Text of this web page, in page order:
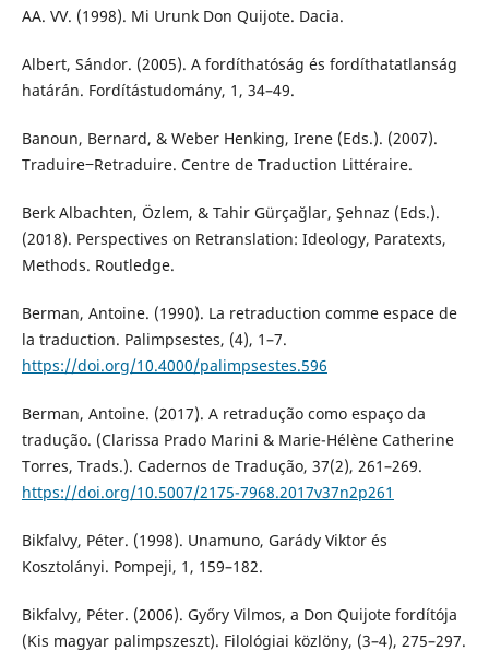
AA. VV. (1998). Mi Urunk Don Quijote. Dacia.
Albert, Sándor. (2005). A fordíthatóság és fordíthatatlanság
határán. Fordítástudomány, 1, 34–49.
Banoun, Bernard, & Weber Henking, Irene (Eds.). (2007).
Traduire‒Retraduire. Centre de Traduction Littéraire.
Berk Albachten, Özlem, & Tahir Gürçağlar, Şehnaz (Eds.).
(2018). Perspectives on Retranslation: Ideology, Paratexts,
Methods. Routledge.
Berman, Antoine. (1990). La retraduction comme espace de
la traduction. Palimpsestes, (4), 1–7.
https://doi.org/10.4000/palimpsestes.596
Berman, Antoine. (2017). A retradução como espaço da
tradução. (Clarissa Prado Marini & Marie-Hélène Catherine
Torres, Trads.). Cadernos de Tradução, 37(2), 261–269.
https://doi.org/10.5007/2175-7968.2017v37n2p261
Bikfalvy, Péter. (1998). Unamuno, Garády Viktor és
Kosztolányi. Pompeji, 1, 159–182.
Bikfalvy, Péter. (2006). Győry Vilmos, a Don Quijote fordítója
(Kis magyar palimpszeszt). Filológiai közlöny, (3–4), 275–297.